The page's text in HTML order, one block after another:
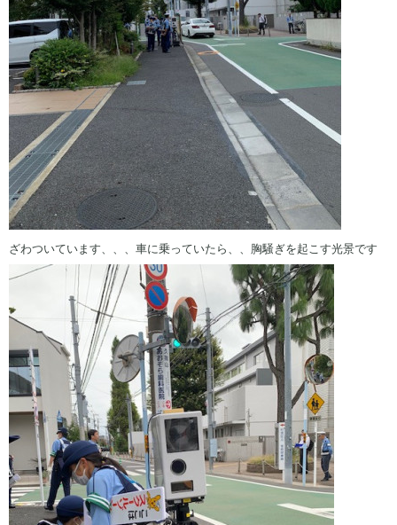
ざわついています、、、車に乗っていたら、、胸騒ぎを起こす光景です